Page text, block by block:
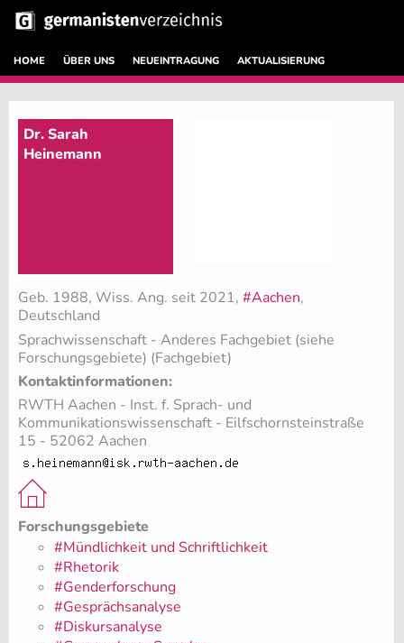
HOME ÜBER UNS NEUEINTRAGUNG AKTUALISIERUNG
Dr. Sarah
Heinemann
Geb. 1988, Wiss. Ang. seit 2021, #Aachen,
Deutschland
Sprachwissenschaft - Anderes Fachgebiet (siehe
Forschungsgebiete) (Fachgebiet)
Kontaktinformationen:
RWTH Aachen - Inst. f. Sprach- und
Kommunikationswissenschaft - Eilfschornsteinstraße
15 - 52062 Aachen
Forschungsgebiete
#Mündlichkeit und Schriftlichkeit
#Rhetorik
#Genderforschung
#Gesprächsanalyse
#Diskursanalyse